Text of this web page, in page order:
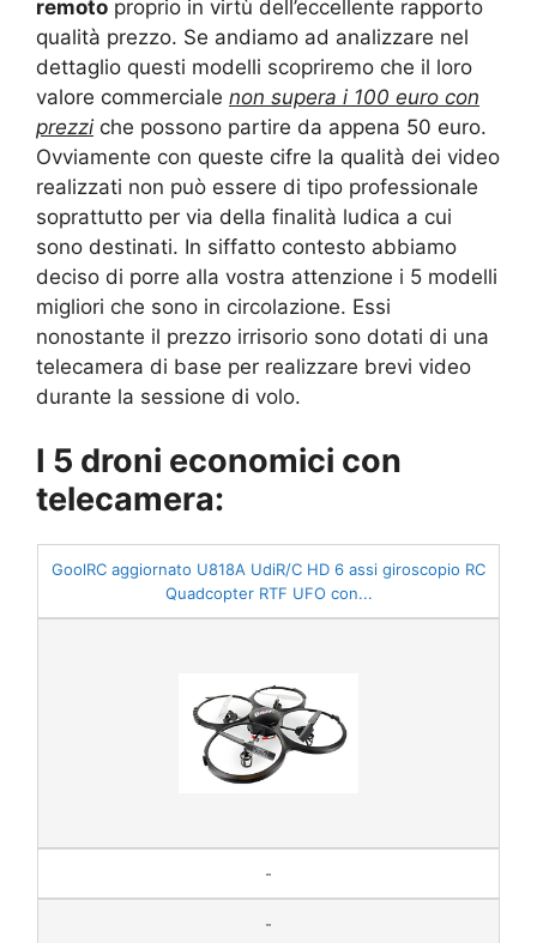
remoto proprio in virtù dell’eccellente rapporto
qualità prezzo. Se andiamo ad analizzare nel
dettaglio questi modelli scopriremo che il loro
valore commerciale non supera i 100 euro con
prezzi che possono partire da appena 50 euro.
Ovviamente con queste cifre la qualità dei video
realizzati non può essere di tipo professionale
soprattutto per via della finalità ludica a cui
sono destinati. In siffatto contesto abbiamo
deciso di porre alla vostra attenzione i 5 modelli
migliori che sono in circolazione. Essi
nonostante il prezzo irrisorio sono dotati di una
telecamera di base per realizzare brevi video
durante la sessione di volo.
I 5 droni economici con
telecamera:
GoolRC aggiornato U818A UdiR/C HD 6 assi giroscopio RC
Quadcopter RTF UFO con...
-
-